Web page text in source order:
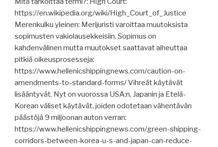
Sumitomo
lopettaa
uudisrakentamisen,
leijat
laivojen
yllä,
vakoilulaiva
hakkeroitu,
virolaistelakalle
luotsivenetilaus,
EU
ETS
https://en.wikipedia.org/wiki/High_Court_of_Justice
Merenkulku yleinen: Merijuristi varoittaa muutoksista
sopimusten vakiolausekkeisiin. Sopimus on
kahdenvälinen mutta muutokset saattavat aiheuttaa
pitkiä oikeusprosesseja:
https://www.hellenicshippingnews.com/caution-on-
amendments-to-standard-forms/ Vihreät käytävät
lisääntyvät. Nyt on vuorossa USA:n, Japanin ja Etelä-
Korean väliset käytävät, joiden odotetaan vähentävän
päästöjä 9 miljoonan auton verran:
https://www.hellenicshippingnews.com/green-shipping-
corridors-between-korea-u-s-and-japan-can-reduce-